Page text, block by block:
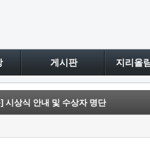
게시판 지리올
시상식 안내 및 수상자 명단